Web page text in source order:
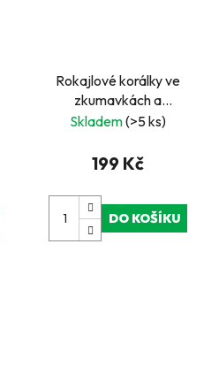
Rokajlové korálky ve
zkumavkách a
příslušenství
Skladem(>5 ks)
199 Kč
DO KOŠÍKU